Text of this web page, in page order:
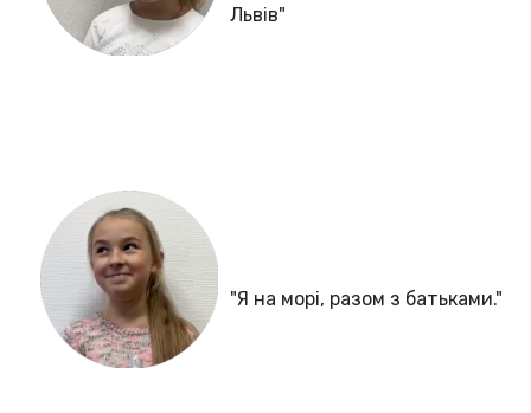
Львів"
"Я на морі, разом з батьками."